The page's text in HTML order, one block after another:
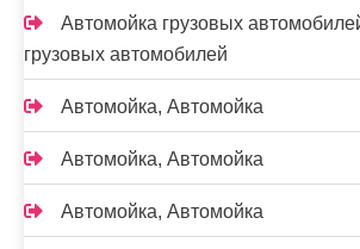
Автомойка грузовых
грузовых автомобилей
Автомойка, Автомойка
Автомойка, Автомойка
Автомойка, Автомойка